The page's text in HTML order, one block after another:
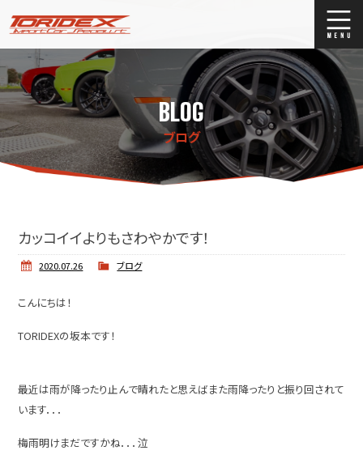
ブログ
Stock list
ストックリスト
買取
BLOG
ブログ
カッコイイよりもさわやかです！
2020.07.26 ブログ
こんにちは！
TORIDEXの坂本です！
最近は雨が降ったり止んで晴れたと思えばまた雨降ったりと振り回されて
います．．．
梅雨明けまだですかね．．．泣